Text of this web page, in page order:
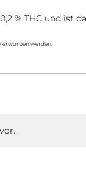
% THC und ist
erworben werden.